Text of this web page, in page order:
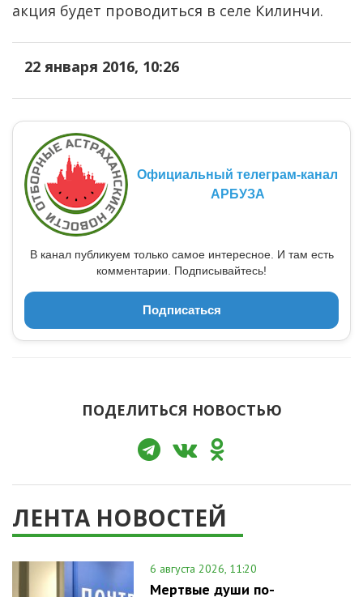
акция будет проводиться в селе Килинчи.
22 января 2016, 10:26
Официальный телеграм-канал
АРБУЗА
В канал публикуем только самое интересное. И там есть
комментарии. Подписывайтесь!
Подписаться
ПОДЕЛИТЬСЯ НОВОСТЬЮ
ЛЕНТА НОВОСТЕЙ
6 августа 2026, 11:20
Мертвые души по-